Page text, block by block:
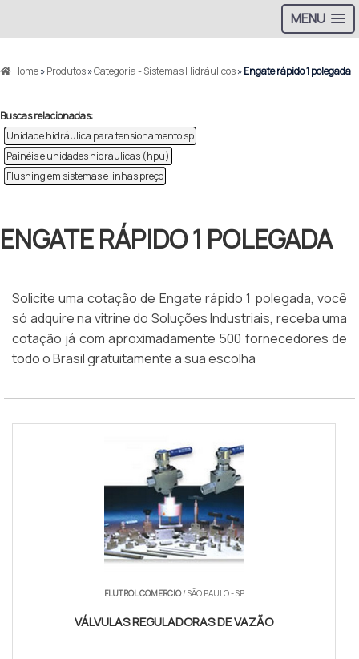
MENU
Home»Produtos»Categoria - Sistemas Hidráulicos»Engate rápido 1 polegada
Buscas relacionadas:
Unidade hidráulica para tensionamento sp
Painéis e unidades hidráulicas (hpu)
Flushing em sistemas e linhas preço
ENGATE RÁPIDO 1 POLEGADA
Solicite uma cotação de Engate rápido 1 polegada, você
só adquire na vitrine do Soluções Industriais, receba uma
cotação já com aproximadamente 500 fornecedores de
todo o Brasil gratuitamente a sua escolha
FLUTROL COMERCIO/ SÃO PAULO - SP
VÁLVULAS REGULADORAS DE VAZÃO